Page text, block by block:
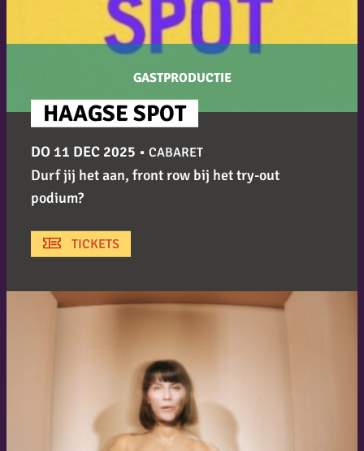
GASTPRODUCTIE
DO 11 DEC 2025 • CABARET
HAAGSE SPOT
Durf jij het aan, front row bij het try-out
podium?
TICKETS